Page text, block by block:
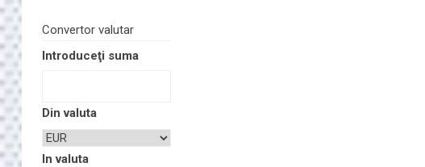
Convertor valutar
Introduceţi suma
Din valuta
In valuta